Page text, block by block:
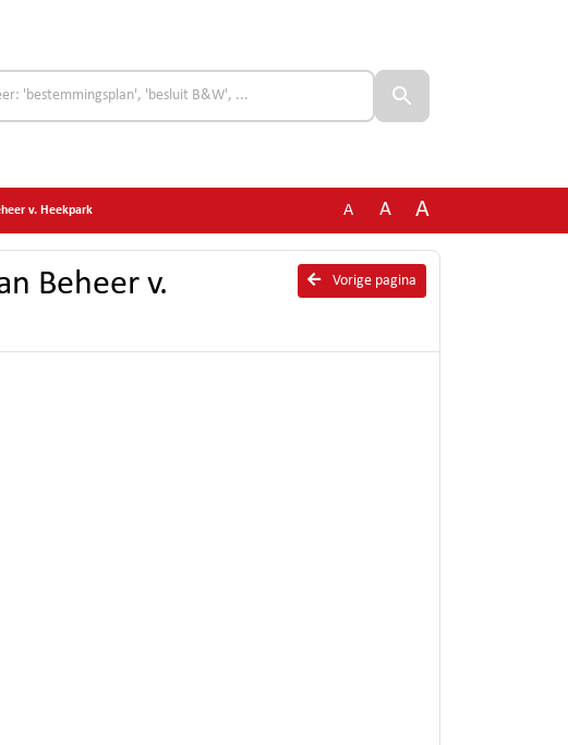
v. Heekpark A A A
Vorige pagina
Beheer v.